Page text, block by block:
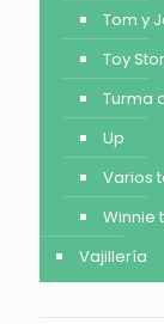
Tom y
Toy
Turma
Up
Varios
Winnie
Vajillería